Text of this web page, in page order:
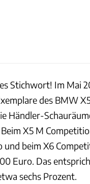
Stichwort! Im Mai
des BMW
Händler-
X5 M
und beim X6
Euro. Das
sechs Prozent.